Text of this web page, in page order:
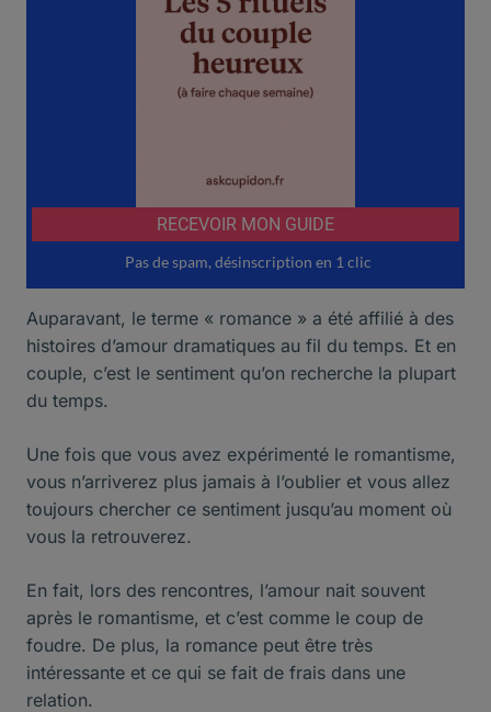
Auparavant, le terme « romance » a été affilié à des
histoires d’amour dramatiques au fil du temps. Et en
couple, c’est le sentiment qu’on recherche la plupart
du temps.
Une fois que vous avez expérimenté le romantisme,
vous n’arriverez plus jamais à l’oublier et vous allez
toujours chercher ce sentiment jusqu’au moment où
vous la retrouverez.
En fait, lors des rencontres, l’amour nait souvent
après le romantisme, et c’est comme le coup de
foudre. De plus, la romance peut être très
intéressante et ce qui se fait de frais dans une
relation.